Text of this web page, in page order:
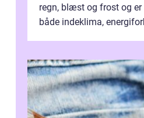
regn, blæst og frost og
både indeklima,